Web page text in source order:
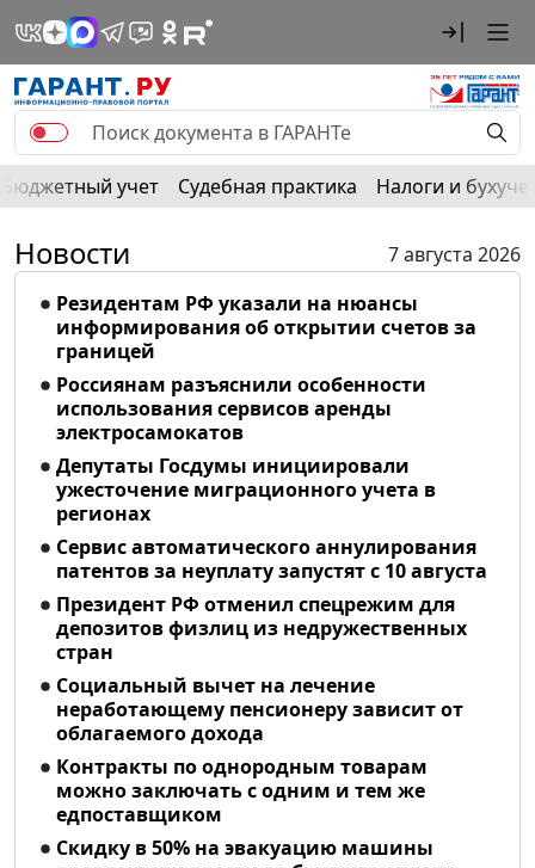
Бюджетный учет Судебная практика Налоги и
Новости
7 августа 2026
Резидентам РФ указали на нюансы
информирования об открытии счетов за
границей
Россиянам разъяснили особенности
использования сервисов аренды
электросамокатов
Депутаты Госдумы инициировали
ужесточение миграционного учета в
регионах
Сервис автоматического аннулирования
патентов за неуплату запустят с 10 августа
Президент РФ отменил спецрежим для
депозитов физлиц из недружественных
стран
Социальный вычет на лечение
неработающему пенсионеру зависит от
облагаемого дохода
Контракты по однородным товарам
можно заключать с одним и тем же
едпоставщиком
Скидку в 50% на эвакуацию машины